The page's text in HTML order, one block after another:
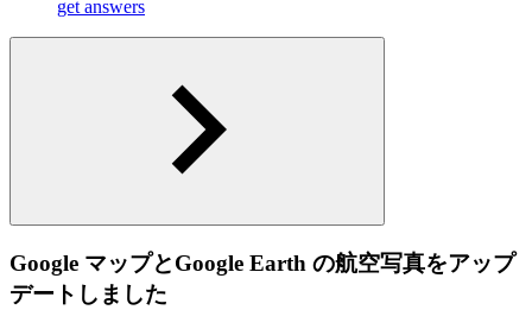
get answers
Google マップとGoogle Earth の航空写真をアップ
デートしました